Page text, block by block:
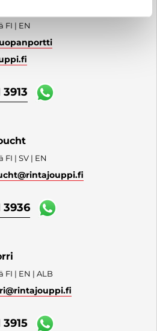
FI | EN
3913
| SV | EN
@rintajouppi.fi
3936
FI | EN | ALB
@rintajouppi.fi
3915